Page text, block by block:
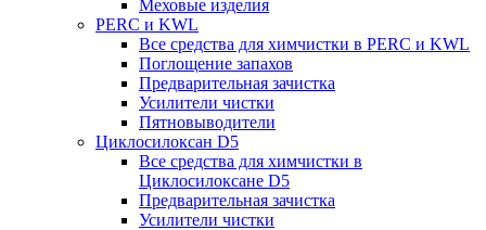
Меховые изделия
PERC и KWL
Все средства для химчистки в PERC и KWL
Поглощение запахов
Предварительная зачистка
Усилители чистки
Пятновыводители
Циклосилоксан D5
Все средства для химчистки в
Циклосилоксане D5
Предварительная зачистка
Усилители чистки